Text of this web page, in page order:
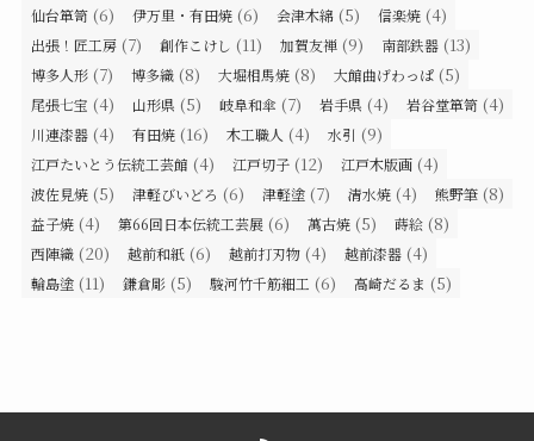
仙台箪笥 (6) 伊万里・有田焼 (6) 会津木綿 (5) 信楽焼 (4)
出張！匠工房 (7) 創作こけし (11) 加賀友禅 (9) 南部鉄器 (13)
博多人形 (7) 博多織 (8) 大堀相馬焼 (8) 大館曲げわっぱ (5)
尾張七宝 (4) 山形県 (5) 岐阜和傘 (7) 岩手県 (4) 岩谷堂箪笥 (4)
川連漆器 (4) 有田焼 (16) 木工職人 (4) 水引 (9)
江戸たいとう伝統工芸館 (4) 江戸切子 (12) 江戸木版画 (4)
波佐見焼 (5) 津軽びいどろ (6) 津軽塗 (7) 清水焼 (4) 熊野筆 (8)
益子焼 (4) 第66回日本伝統工芸展 (6) 萬古焼 (5) 蒔絵 (8)
西陣織 (20) 越前和紙 (6) 越前打刃物 (4) 越前漆器 (4)
輪島塗 (11) 鎌倉彫 (5) 駿河竹千筋細工 (6) 高崎だるま (5)